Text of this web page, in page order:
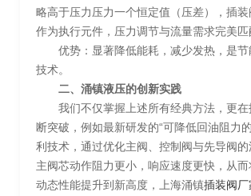
略高于压力压力一个恒定值（压差），插装
作为执行元件，压力调节与流量需求完美匹
优势：显著降低能耗，减少发热，是
技术。
二、涌镇液压的创新实践
我们不仅掌握上述所有经典方法，更
断突破，例如最新研发的“可降低回油阻力
利技术，通过优化主阀、控制阀与先导阀
主阀芯动作阻力更小，响应速度更快，从
动态性能提升到新高度，上海涌镇插装阀厂